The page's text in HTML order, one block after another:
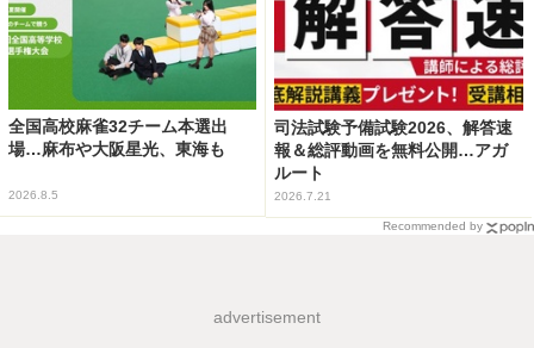
全国高校麻雀32チーム本選出
場…麻布や大阪星光、東海も
2026.8.5
司法試験予備試験2026、解答速
報＆総評動画を無料公開…アガ
ルート
2026.7.21
Recommended by
advertisement